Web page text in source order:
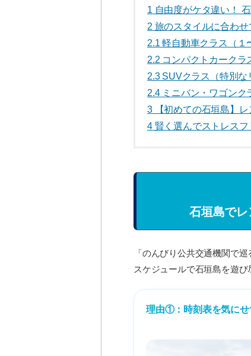
1 自由度がケタ違い！
2 旅のスタイルに合わ
2.1 軽自動車クラス（１
2.2 コンパクトカークラ
2.3SUVクラス（特別な
2.4ミニバン・ワゴンク
3【初めての石垣島】レ
4賢く選んでストレスフ
石垣島で
「のんびり公共交通機関で
スケジュールで石垣島を遊び
理由①：時刻表を気にせ